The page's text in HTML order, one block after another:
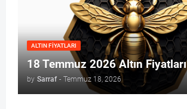
ALTIN FIYATLARI
18 Temmuz 2026 Altın Fiyatları
by Sarraf - Temmuz 18, 2026